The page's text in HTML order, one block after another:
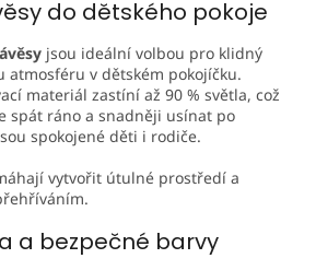
do dětského pokoje
jsou ideální volbou pro klidný
atmosféru v dětském pokojíčku.
materiál zastíní až 90 % světla, což
spát ráno a snadněji usínat po
spokojené děti i rodiče.
vytvořit útulné prostředí a
a bezpečné barvy